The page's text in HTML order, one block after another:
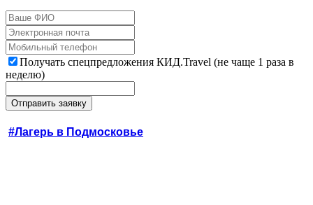
Получать спецпредложения КИД.Travel (не чаще 1 раза в
неделю)
#Лагерь в Подмосковье